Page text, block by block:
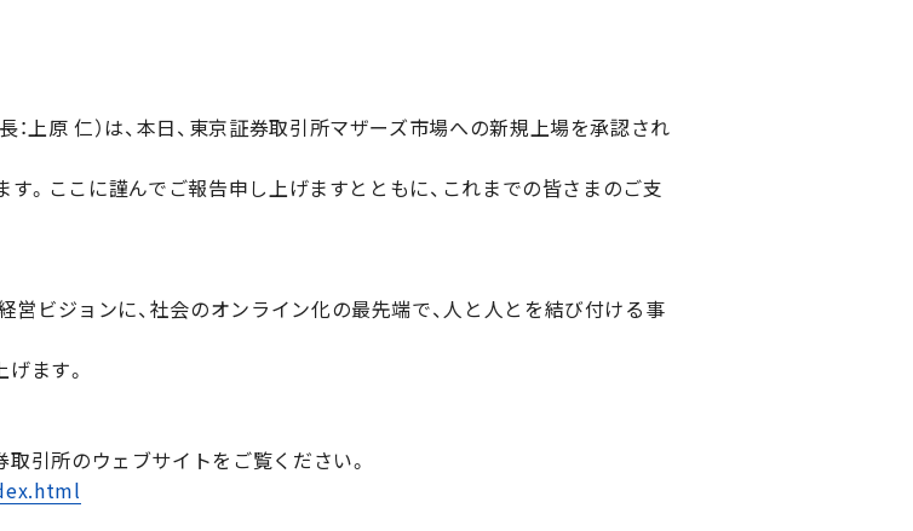
：上原 仁）は、本日、東京証券取引所マザーズ市場への新規上場を承認され
す。ここに謹んでご報告申し上げますとともに、これまでの皆さまのご支
営ビジョンに、社会のオンライン化の最先端で、人と人とを結び付ける事
ます。
引所のウェブサイトをご覧ください。